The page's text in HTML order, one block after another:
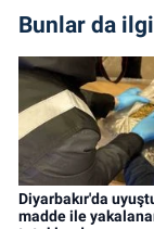
Bunlar da
Diyarbakır'da
madde ile